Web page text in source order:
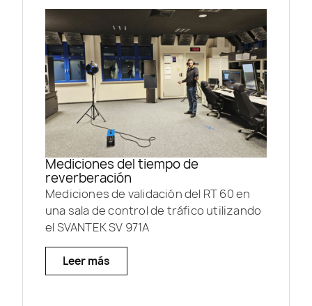
Mediciones del tiempo de
reverberación
Mediciones de validación del RT 60 en
una sala de control de tráfico utilizando
el SVANTEK SV 971A
Leer más